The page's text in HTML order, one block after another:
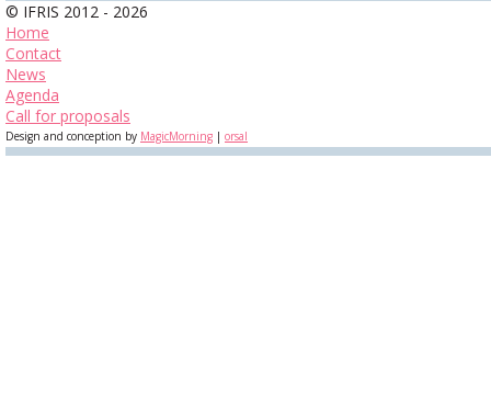
© IFRIS 2012 - 2026
Home
Contact
News
Agenda
Call for proposals
Design and conception by MagicMorning | orsal